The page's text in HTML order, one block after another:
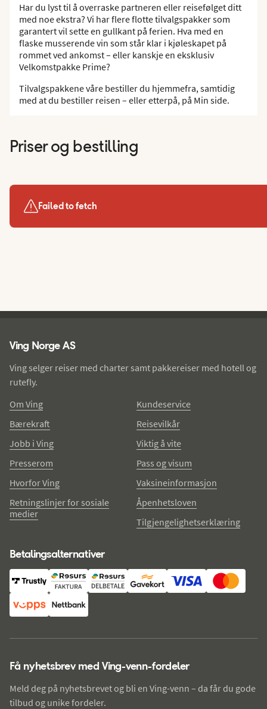
Har du lyst til å overraske partneren eller reisefølget ditt
med noe ekstra? Vi har flere flotte tilvalgspakker som
garantert vil sette en gullkant på ferien. Hva med en
flaske musserende vin som står klar i kjøleskapet på
rommet ved ankomst – eller kanskje en eksklusiv
Velkomstpakke Prime?
Tilvalgspakkene våre bestiller du hjemmefra, samtidig
med at du bestiller reisen – eller etterpå, på Min side.
Priser og bestilling
Failed to fetch
Ving Norge AS
Ving selger reiser med charter samt pakkereiser med hotell og
rutefly.
Om Ving
Bærekraft
Jobb i Ving
Presserom
Hvorfor Ving
Retningslinjer for sosiale
medier
Kundeservice
Reisevilkår
Viktig å vite
Pass og visum
Vaksineinformasjon
Åpenhetsloven
Tilgjengelighetserklæring
Betalingsalternativer
Få nyhetsbrev med Ving-venn-fordeler
Meld deg på nyhetsbrevet og bli en Ving-venn – da får du gode
tilbud og unike fordeler.